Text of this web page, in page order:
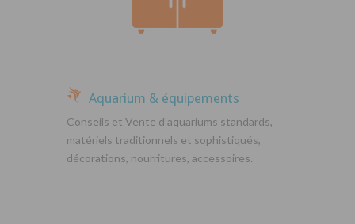
Aquarium & équipements
Conseils et Vente d’aquariums standards,
matériels traditionnels et sophistiqués,
décorations, nourritures, accessoires.